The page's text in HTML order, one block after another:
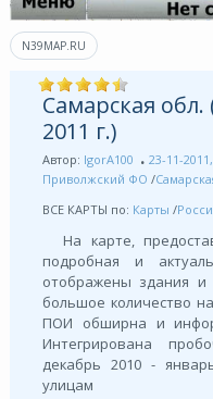
N39MAP.RU
Самарская обл.
2011 г.)
Автор: IgorA100 23-11-
Приволжский ФО /
ВСЕ КАРТЫ по: Карты /
На карте,
подробная и
отображены здания и
большое количество
ПОИ обширна и
Интегрирована
декабрь 2010 -
улицам